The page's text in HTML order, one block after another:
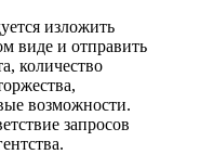
изложить
виде и отправить
количество
возможности.
запросов